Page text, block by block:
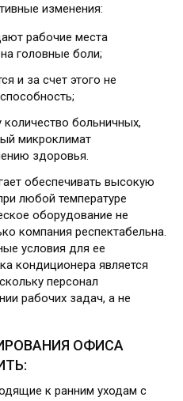
изменения:
рабочие места
головные боли;
и за счет этого не
больничных,
микроклимат
здоровья.
обеспечивать высокую
любой температуре
оборудование не
компания респектабельна.
условия для ее
кондиционера является
персонал
рабочих задач, а не
ОФИСА
к ранним уходам с